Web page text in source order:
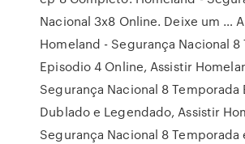
Nacional 3x8 Online. Deixe um …
Homeland - Segurança Nacional 8
Episodio 4 Online, Assistir
Segurança Nacional 8 Temporada
Dublado e Legendado, Assistir
Segurança Nacional 8 Temporada